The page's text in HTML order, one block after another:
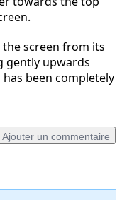
screen from its
gently upwards
been completely
Ajouter un commentaire